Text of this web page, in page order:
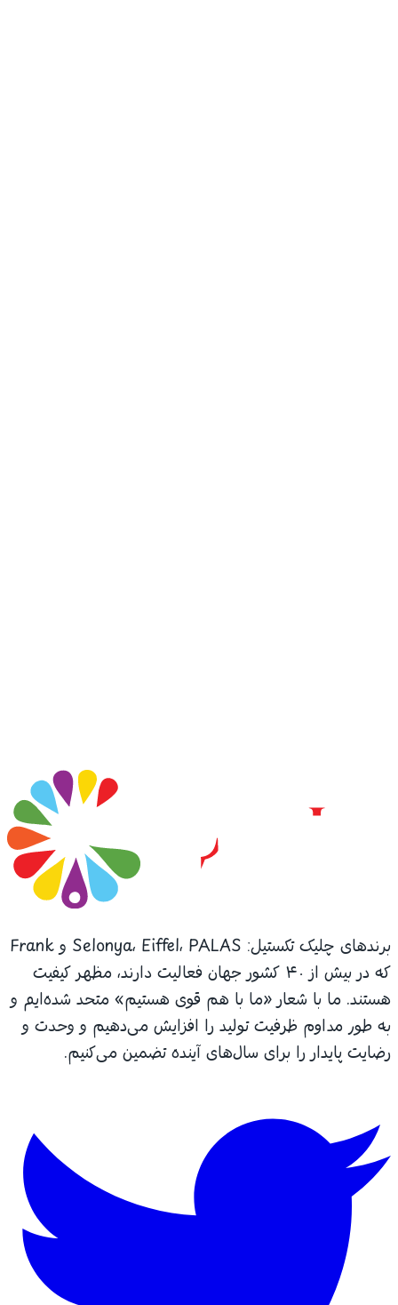
برندهای چلیک تکستیل: Selonya، Eiffel، PALAS و Frank
که در بیش از ۴۰ کشور جهان فعالیت دارند، مظهر کیفیت
هستند. ما با شعار «ما با هم قوی هستیم» متحد شده‌ایم و
به طور مداوم ظرفیت تولید را افزایش می‌دهیم و وحدت و
رضایت پایدار را برای سال‌های آینده تضمین می‌کنیم.